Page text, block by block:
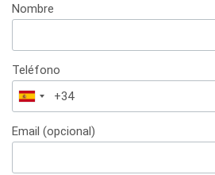
Nombre
Teléfono
España
+34
Email (opcional)